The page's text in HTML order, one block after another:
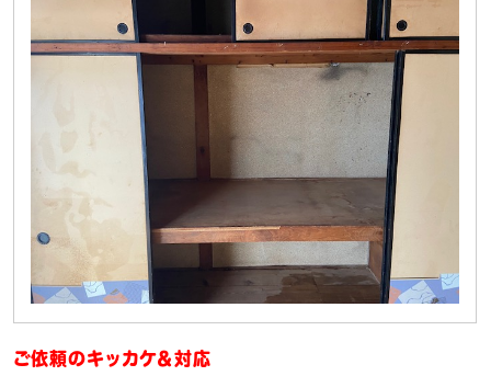
ご依頼のキッカケ＆対応